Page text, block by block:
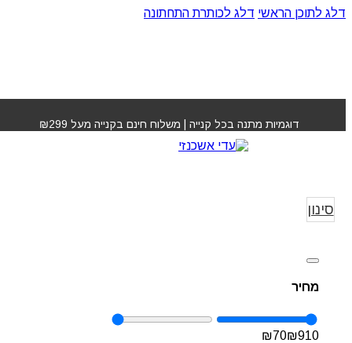
דלג לתוכן הראשי דלג לכותרת התחתונה
דוגמיות מתנה בכל קנייה | משלוח חינם בקנייה מעל ₪299
קרסטס KERASTASE
סינון
מחיר
₪70₪910